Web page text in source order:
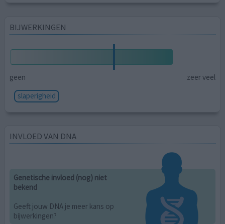
BIJWERKINGEN
geen
zeer veel
slaperigheid
INVLOED VAN DNA
Genetische invloed (nog) niet
bekend
Geeft jouw DNA je meer kans op
bijwerkingen?